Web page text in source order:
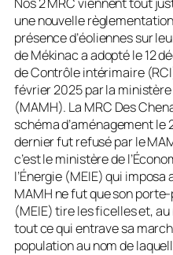
une nouvelle
présence d’éoliennes sur
de Mékinac a adopté le 12
de Contrôle intérimaire
février 2025 par la
(MAMH). La MRC Des
schéma d’aménagement le
dernier fut refusé par le
c’est le ministère de
l’Énergie (MEIE) qui imposa
MAMH ne fut que son
(MEIE) tire les ficelles et,
tout ce qui entrave sa
population au nom de